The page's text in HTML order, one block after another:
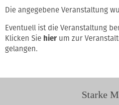
Die angegebene Veranstaltung
Eventuell ist die Veranstaltung
Klicken Sie hier um zur
gelangen.
Starke